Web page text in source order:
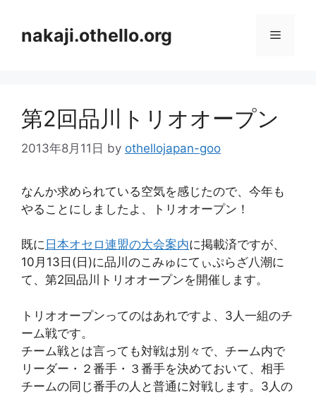
nakaji.othello.org メ
第2回品川トリオオープン
2013年8月11日 by othellojapan-goo
なんか求められている空気を感じたので、今年も
やることにしましたよ、トリオオープン！
既に 日本オセロ連盟の大会案内に掲載済ですが、
10月13日(日)に品川のこみゅにてぃぷらざ八潮に
て、第2回品川トリオオープンを開催します。
トリオオープンってのはあれですよ、3人一組のチ
ーム戦です。
チーム戦とは言っても対戦は別々で、チーム内で
リーダー・２番手・３番手を決めておいて、相手
チームの同じ番手の人と普通に対戦します。3人の